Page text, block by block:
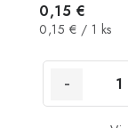
0,15 €
Jednotková
0,15 € / 1 ks